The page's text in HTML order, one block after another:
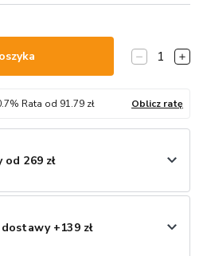
1
% Rata od 91.79 zł Oblicz ratę
269 zł
+139 zł